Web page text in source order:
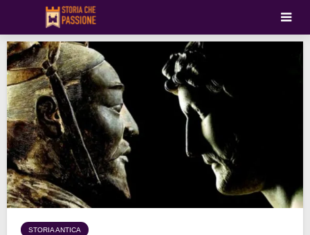
STORIA ANTICA